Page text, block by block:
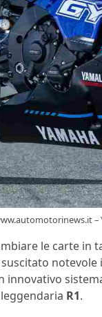
–
le carte in
innovativo
R1.